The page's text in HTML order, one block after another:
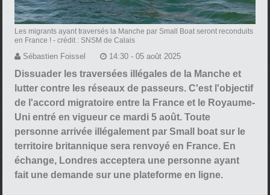
Les migrants ayant traversés la Manche par Small Boat seront reconduits
en France ! - crédit : SNSM de Calais
Sébastien Foissel 14:30 - 05 août 2025
Dissuader les traversées illégales de la Manche et
lutter contre les réseaux de passeurs. C'est l'objectif
de l'accord migratoire entre la France et le Royaume-
Uni entré en vigueur ce mardi 5 août. Toute
personne arrivée illégalement par Small boat sur le
territoire britannique sera renvoyé en France. En
échange, Londres acceptera une personne ayant
fait une demande sur une plateforme en ligne.